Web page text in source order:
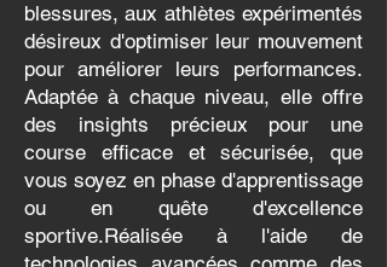
blessures, aux athlètes expérimentés
désireux d'optimiser leur mouvement
pour améliorer leurs performances.
Adaptée à chaque niveau, elle offre
des insights précieux pour une
course efficace et sécurisée, que
vous soyez en phase d'apprentissage
ou en quête d'excellence
sportive.Réalisée à l'aide de